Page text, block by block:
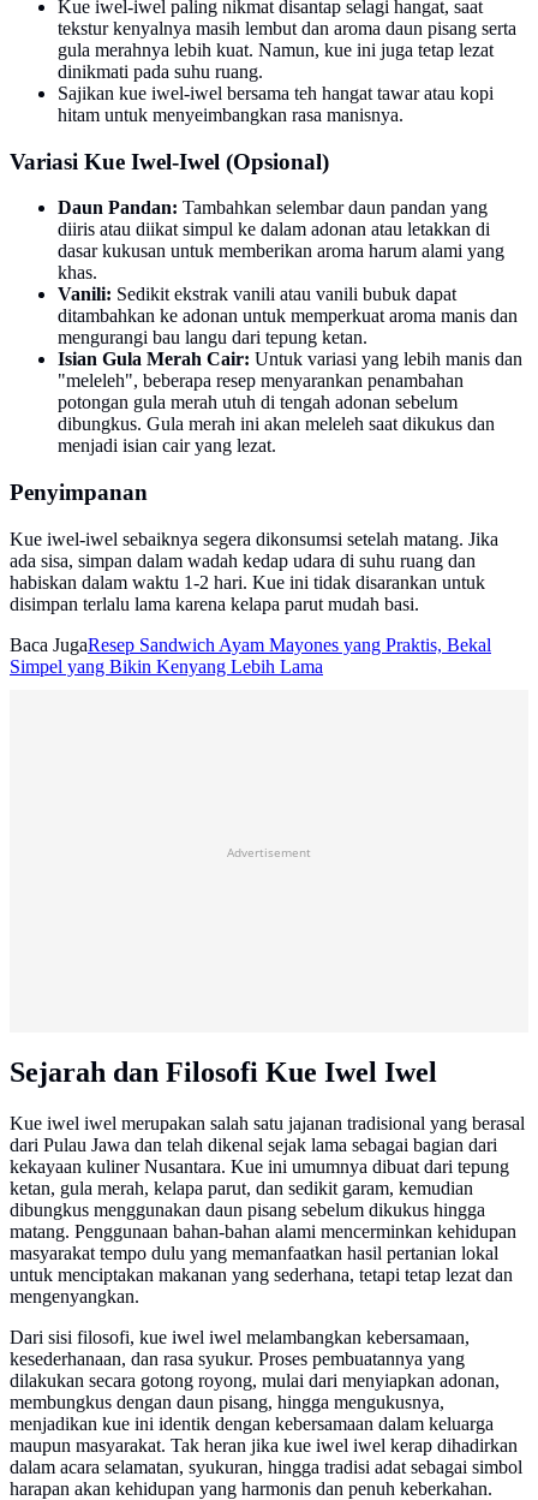
Kue iwel-iwel paling nikmat disantap selagi hangat, saat
tekstur kenyalnya masih lembut dan aroma daun pisang serta
gula merahnya lebih kuat. Namun, kue ini juga tetap lezat
dinikmati pada suhu ruang.
Sajikan kue iwel-iwel bersama teh hangat tawar atau kopi
hitam untuk menyeimbangkan rasa manisnya.
Variasi Kue Iwel-Iwel (Opsional)
Daun Pandan: Tambahkan selembar daun pandan yang
diiris atau diikat simpul ke dalam adonan atau letakkan di
dasar kukusan untuk memberikan aroma harum alami yang
khas.
Vanili: Sedikit ekstrak vanili atau vanili bubuk dapat
ditambahkan ke adonan untuk memperkuat aroma manis dan
mengurangi bau langu dari tepung ketan.
Isian Gula Merah Cair: Untuk variasi yang lebih manis dan
"meleleh", beberapa resep menyarankan penambahan
potongan gula merah utuh di tengah adonan sebelum
dibungkus. Gula merah ini akan meleleh saat dikukus dan
menjadi isian cair yang lezat.
Penyimpanan
Kue iwel-iwel sebaiknya segera dikonsumsi setelah matang. Jika
ada sisa, simpan dalam wadah kedap udara di suhu ruang dan
habiskan dalam waktu 1-2 hari. Kue ini tidak disarankan untuk
disimpan terlalu lama karena kelapa parut mudah basi.
Baca JugaResep Sandwich Ayam Mayones yang Praktis, Bekal
Simpel yang Bikin Kenyang Lebih Lama
Advertisement
Sejarah dan Filosofi Kue Iwel Iwel
Kue iwel iwel merupakan salah satu jajanan tradisional yang berasal
dari Pulau Jawa dan telah dikenal sejak lama sebagai bagian dari
kekayaan kuliner Nusantara. Kue ini umumnya dibuat dari tepung
ketan, gula merah, kelapa parut, dan sedikit garam, kemudian
dibungkus menggunakan daun pisang sebelum dikukus hingga
matang. Penggunaan bahan-bahan alami mencerminkan kehidupan
masyarakat tempo dulu yang memanfaatkan hasil pertanian lokal
untuk menciptakan makanan yang sederhana, tetapi tetap lezat dan
mengenyangkan.
Dari sisi filosofi, kue iwel iwel melambangkan kebersamaan,
kesederhanaan, dan rasa syukur. Proses pembuatannya yang
dilakukan secara gotong royong, mulai dari menyiapkan adonan,
membungkus dengan daun pisang, hingga mengukusnya,
menjadikan kue ini identik dengan kebersamaan dalam keluarga
maupun masyarakat. Tak heran jika kue iwel iwel kerap dihadirkan
dalam acara selamatan, syukuran, hingga tradisi adat sebagai simbol
harapan akan kehidupan yang harmonis dan penuh keberkahan.